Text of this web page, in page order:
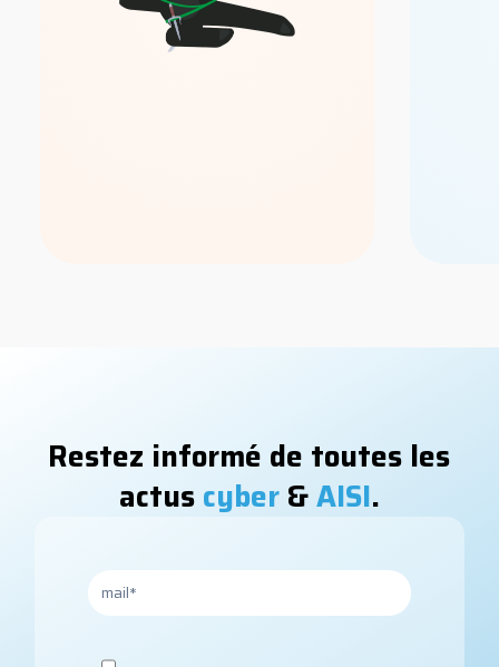
Restez informé de toutes les
actuscyber&AISI.